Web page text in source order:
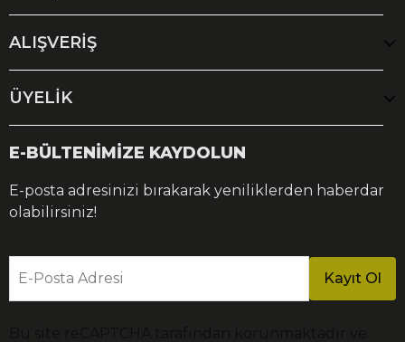
ALIŞVERİŞ
ÜYELİK
E-BÜLTENİMİZE KAYDOLUN
E-posta adresinizi bırakarak yeniliklerden haberdar
olabilirsiniz!
E-Posta Adresi Kayıt Ol